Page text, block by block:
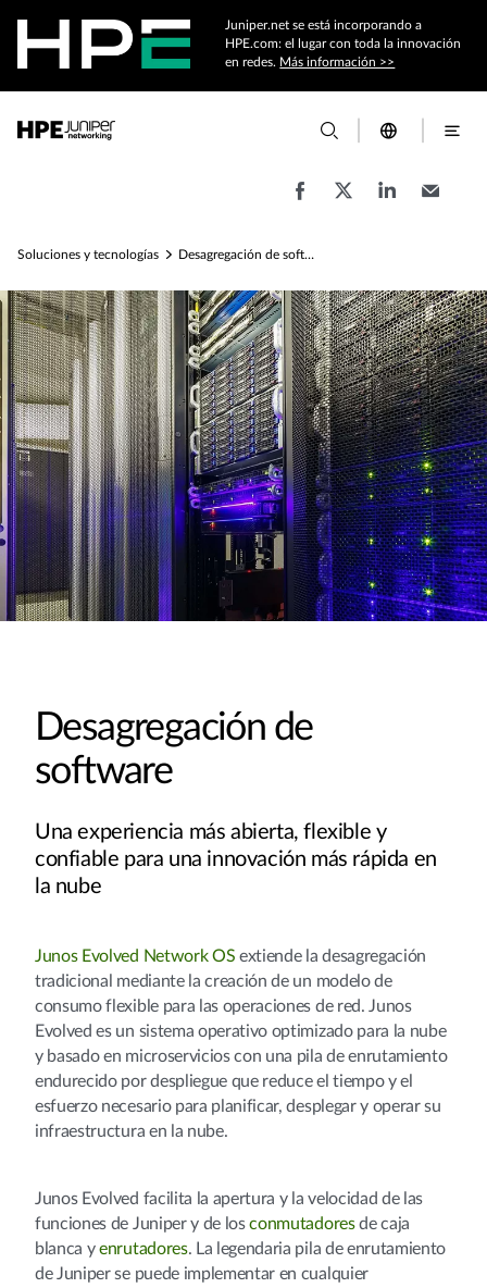
Juniper.net se está incorporando a
HPE.com: el lugar con toda la innovación
en redes. Más información >>
Soluciones y tecnologías Desagregación de software
Desagregación de
software
Una experiencia más abierta, flexible y
confiable para una innovación más rápida en
la nube
Junos Evolved Network OS extiende la desagregación
tradicional mediante la creación de un modelo de
consumo flexible para las operaciones de red. Junos
Evolved es un sistema operativo optimizado para la nube
y basado en microservicios con una pila de enrutamiento
endurecido por despliegue que reduce el tiempo y el
esfuerzo necesario para planificar, desplegar y operar su
infraestructura en la nube.
Junos Evolved facilita la apertura y la velocidad de las
funciones de Juniper y de losconmutadoresde caja
blanca yenrutadores. La legendaria pila de enrutamiento
de Juniper se puede implementar en cualquier